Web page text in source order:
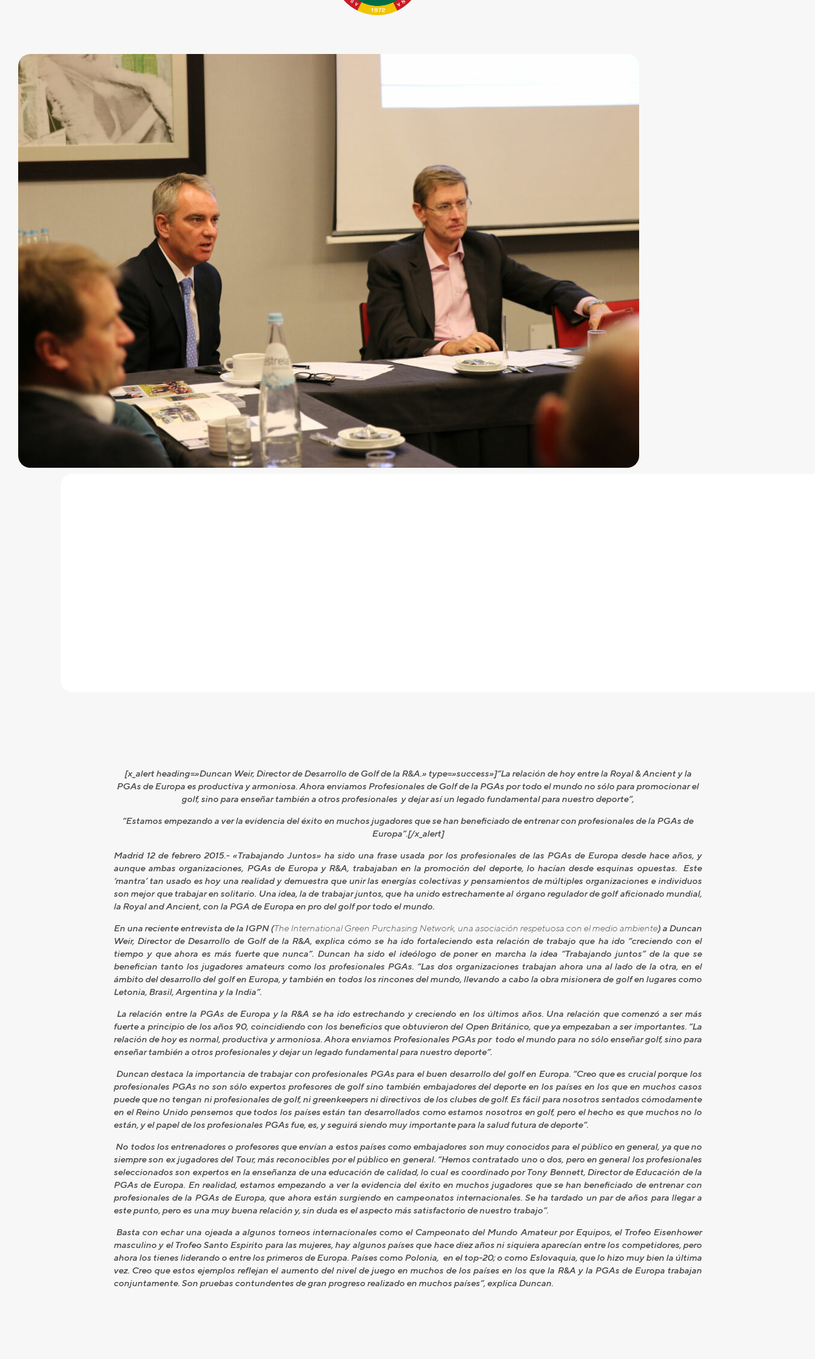
[x_alert heading=»Duncan Weir, Director de Desarrollo de Golf de la R&A.» type=»success»]“La relación de hoy entre la Royal & Ancient y la
PGAs de Europa es productiva y armoniosa. Ahora enviamos Profesionales de Golf de la PGAs por todo el mundo no sólo para promocionar el
golf, sino para enseñar también a otros profesionales y dejar así un legado fundamental para nuestro deporte”,
“Estamos empezando a ver la evidencia del éxito en muchos jugadores que se han beneficiado de entrenar con profesionales de la PGAs de
Europa”.[/x_alert]
Madrid 12 de febrero 2015.- «Trabajando Juntos» ha sido una frase usada por los profesionales de las PGAs de Europa desde hace años, y
aunque ambas organizaciones, PGAs de Europa y R&A, trabajaban en la promoción del deporte, lo hacían desde esquinas opuestas. Este
‘mantra’ tan usado es hoy una realidad y demuestra que unir las energías colectivas y pensamientos de múltiples organizaciones e individuos
son mejor que trabajar en solitario. Una idea, la de trabajar juntos, que ha unido estrechamente al órgano regulador de golf aficionado mundial,
la Royal and Ancient, con la PGA de Europa en pro del golf por todo el mundo.
En una reciente entrevista de la IGPN (The International Green Purchasing Network, una asociación respetuosa con el medio ambiente) a Duncan
Weir, Director de Desarrollo de Golf de la R&A, explica cómo se ha ido fortaleciendo esta relación de trabajo que ha ido “creciendo con el
tiempo y que ahora es más fuerte que nunca”. Duncan ha sido el ideólogo de poner en marcha la idea “Trabajando juntos” de la que se
benefician tanto los jugadores amateurs como los profesionales PGAs. “Las dos organizaciones trabajan ahora una al lado de la otra, en el
ámbito del desarrollo del golf en Europa, y también en todos los rincones del mundo, llevando a cabo la obra misionera de golf en lugares como
Letonia, Brasil, Argentina y la India”.
La relación entre la PGAs de Europa y la R&A se ha ido estrechando y creciendo en los últimos años. Una relación que comenzó a ser más
fuerte a principio de los años 90, coincidiendo con los beneficios que obtuvieron del Open Británico, que ya empezaban a ser importantes. “La
relación de hoy es normal, productiva y armoniosa. Ahora enviamos Profesionales PGAs por todo el mundo para no sólo enseñar golf, sino para
enseñar también a otros profesionales y dejar un legado fundamental para nuestro deporte”.
Duncan destaca la importancia de trabajar con profesionales PGAs para el buen desarrollo del golf en Europa. “Creo que es crucial porque los
profesionales PGAs no son sólo expertos profesores de golf sino también embajadores del deporte en los países en los que en muchos casos
puede que no tengan ni profesionales de golf, ni greenkeepers ni directivos de los clubes de golf. Es fácil para nosotros sentados cómodamente
en el Reino Unido pensemos que todos los países están tan desarrollados como estamos nosotros en golf, pero el hecho es que muchos no lo
están, y el papel de los profesionales PGAs fue, es, y seguirá siendo muy importante para la salud futura de deporte”.
No todos los entrenadores o profesores que envían a estos países como embajadores son muy conocidos para el público en general, ya que no
siempre son ex jugadores del Tour, más reconocibles por el público en general. “Hemos contratado uno o dos, pero en general los profesionales
seleccionados son expertos en la enseñanza de una educación de calidad, lo cual es coordinado por Tony Bennett, Director de Educación de la
PGAs de Europa. En realidad, estamos empezando a ver la evidencia del éxito en muchos jugadores que se han beneficiado de entrenar con
profesionales de la PGAs de Europa, que ahora están surgiendo en campeonatos internacionales. Se ha tardado un par de años para llegar a
este punto, pero es una muy buena relación y, sin duda es el aspecto más satisfactorio de nuestro trabajo”.
Basta con echar una ojeada a algunos torneos internacionales como el Campeonato del Mundo Amateur por Equipos, el Trofeo Eisenhower
masculino y el Trofeo Santo Espirito para las mujeres, hay algunos países que hace diez años ni siquiera aparecían entre los competidores, pero
ahora los tienes liderando o entre los primeros de Europa. Países como Polonia, en el top-20; o como Eslovaquia, que lo hizo muy bien la última
vez. Creo que estos ejemplos reflejan el aumento del nivel de juego en muchos de los países en los que la R&A y la PGAs de Europa trabajan
conjuntamente. Son pruebas contundentes de gran progreso realizado en muchos países”, explica Duncan.